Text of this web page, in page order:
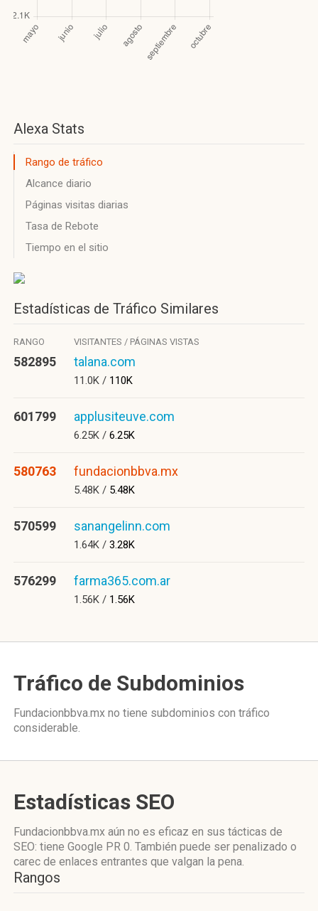
Alexa Stats
Rango de tráfico
Alcance diario
Páginas visitas diarias
Tasa de Rebote
Tiempo en el sitio
Estadísticas de Tráfico Similares
RANGO VISITANTES / PÁGINAS VISTAS
582895 talana.com
11.0K / 110K
601799 applusiteuve.com
6.25K / 6.25K
580763 fundacionbbva.mx
5.48K / 5.48K
570599 sanangelinn.com
1.64K / 3.28K
576299 farma365.com.ar
1.56K / 1.56K
Tráfico de Subdominios
Fundacionbbva.mx no tiene subdominios con tráfico
considerable.
Estadísticas SEO
Fundacionbbva.mx aún no es eficaz en sus tácticas de
SEO: tiene Google PR 0. También puede ser penalizado o
carec de enlaces entrantes que valgan la pena.
Rangos